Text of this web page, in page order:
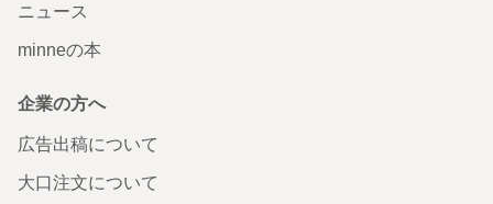
ニュース
minneの本
企業の方へ
広告出稿について
大口注文について